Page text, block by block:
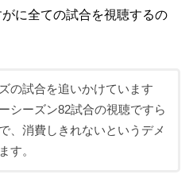
に全ての試合を視聴するの
の試合を追いかけています
シーズン82試合の視聴ですら
、消費しきれないというデメ
す。